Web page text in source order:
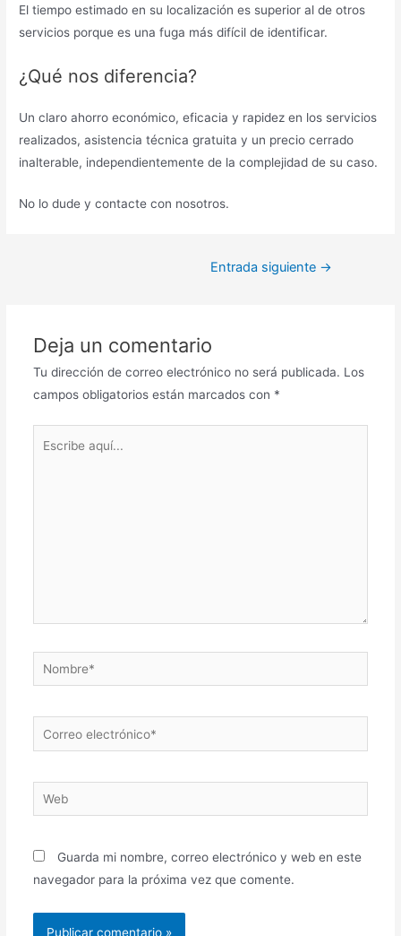
El tiempo estimado en su localización es superior al de otros
servicios porque es una fuga más difícil de identificar.
¿Qué nos diferencia?
Un claro ahorro económico, eficacia y rapidez en los servicios
realizados, asistencia técnica gratuita y un precio cerrado
inalterable, independientemente de la complejidad de su caso.
No lo dude y contacte con nosotros.
Entrada siguiente →
Deja un comentario
Tu dirección de correo electrónico no será publicada. Los
campos obligatorios están marcados con *
Nombre*
Correo
electrónico*
Web
Guarda mi nombre, correo electrónico y web en este
navegador para la próxima vez que comente.